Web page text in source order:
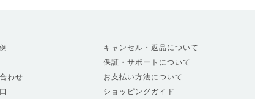
わせ
キャンセル・返品について
保証・サポートについて
お支払い方法について
ショッピングガイド